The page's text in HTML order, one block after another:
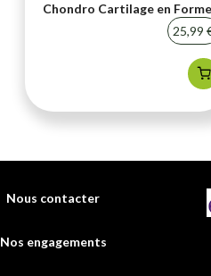
Chondro Cartilage en Forme
25,99
Nous contacter
Nos engagements